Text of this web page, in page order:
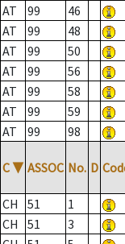
AT
99 46
AT
99 48
AT
99 50
AT
99 56
AT
99 58
AT
99 59
AT
99 98
C ▼ ASSOC No. D
CH 51 1
CH
51 3